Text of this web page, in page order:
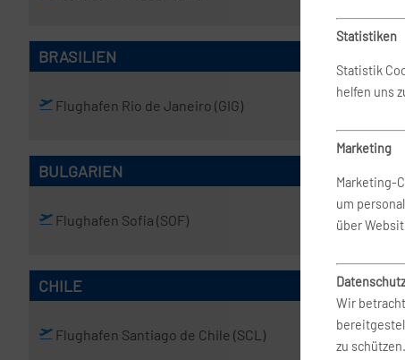
BRASILIEN
Flughafen Rio de Janeiro (GIG)
BULGARIEN
Flughafen Sofia (SOF)
CHILE
Flughafen Santiago de Chile (SCL)
Statistiken
Statistik
helfen uns
Marketing
Marketing-
um
über
Wir
zu